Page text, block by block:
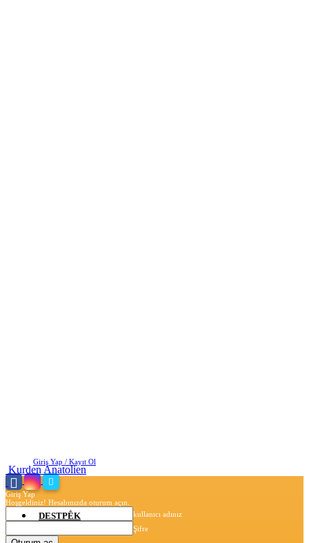
Giriş Yap / Kayıt Ol
Giriş Yap
Hoşgeldiniz! Hesabınızda oturum açın.
kullanıcı adınız
Şifre
Kurden Anatolien
DESTPÊK